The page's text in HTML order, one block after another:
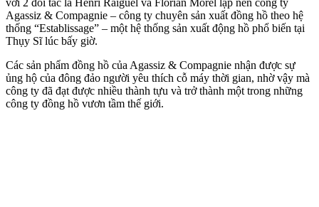
Agassiz & Compagnie – công ty chuyên sản xuất đồng hồ theo hệ
thống “Establissage” – một hệ thống sản xuất động hồ phổ biến tại
Thụy Sĩ lúc bấy giờ.
Các sản phẩm đồng hồ của Agassiz & Compagnie nhận được sự
ủng hộ của đông đảo người yêu thích cỗ máy thời gian, nhờ vậy mà
công ty đã đạt được nhiều thành tựu và trở thành một trong những
công ty đồng hồ vươn tầm thế giới.